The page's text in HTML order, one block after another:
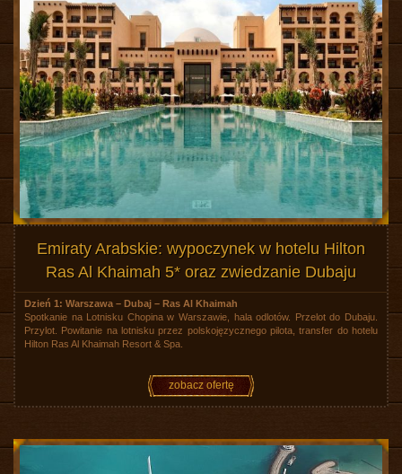
Emiraty Arabskie: wypoczynek w hotelu Hilton
Ras Al Khaimah 5* oraz zwiedzanie Dubaju
Dzień 1: Warszawa – Dubaj – Ras Al Khaimah
Spotkanie na Lotnisku Chopina w Warszawie, hala odlotów. Przelot do Dubaju.
Przylot. Powitanie na lotnisku przez polskojęzycznego pilota, transfer do hotelu
Hilton Ras Al Khaimah Resort & Spa.
zobacz ofertę